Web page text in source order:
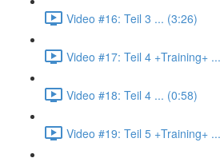
Video #16: Teil 3 ... (3:26)
Video #17: Teil 4 +Training+
Video #18: Teil 4 ... (0:58)
Video #19: Teil 5 +Training+